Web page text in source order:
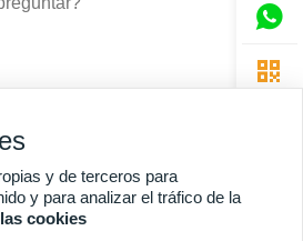
Política de privacidad


y de terceros para
y para analizar el tráfico de la
cookies